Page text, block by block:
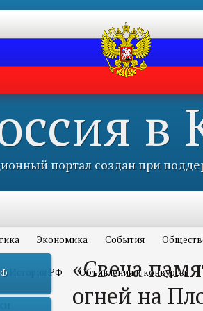
в
портал создан при
Экономика События
История РФ Объявления и конкурсы
«Свеча
огней на